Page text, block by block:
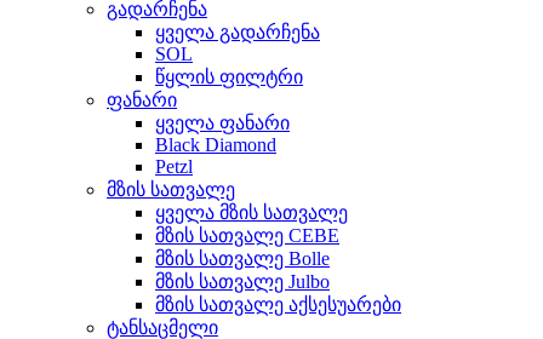
გადარჩენა
ყველა გადარჩენა
SOL
წყლის ფილტრი
ფანარი
ყველა ფანარი
Black Diamond
Petzl
მზის სათვალე
ყველა მზის სათვალე
მზის სათვალე CEBE
მზის სათვალე Bolle
მზის სათვალე Julbo
მზის სათვალე აქსესუარები
ტანსაცმელი